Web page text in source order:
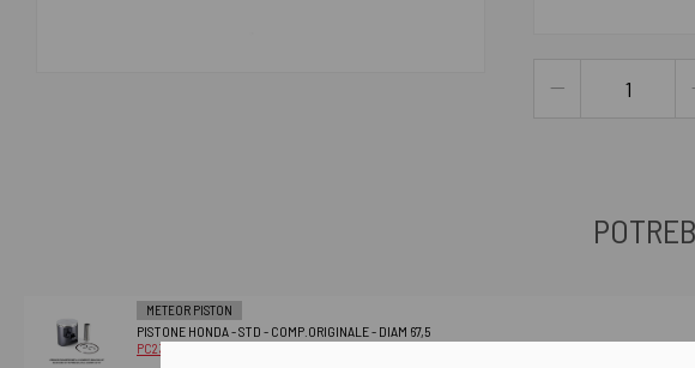
METEOR PISTON
PISTONE HONDA - STD - COMP.ORIGINALE - DIAM 67,5
PC2380110